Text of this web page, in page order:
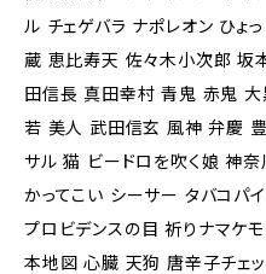
ル チェゲバラ ナポレオン ひ
蔵 恵比寿天 佐々木小次郎 坂
田信長 真田幸村 青鬼 赤鬼
若 美人 武田信玄 風神 弁慶
サル 猫 ビードロを吹く娘 神
かってこい シーサー タバコパ
プロビデンスの目 祈りナマケ
本地図 心臓 天狗 唐辛子チェ